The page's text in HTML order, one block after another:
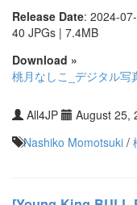
Release Date: 2024-
40 JPGs | 7.4MB
Download »
桃月なしこ_デジタル
All4JP
August 25,
Nashiko Momotsuki /